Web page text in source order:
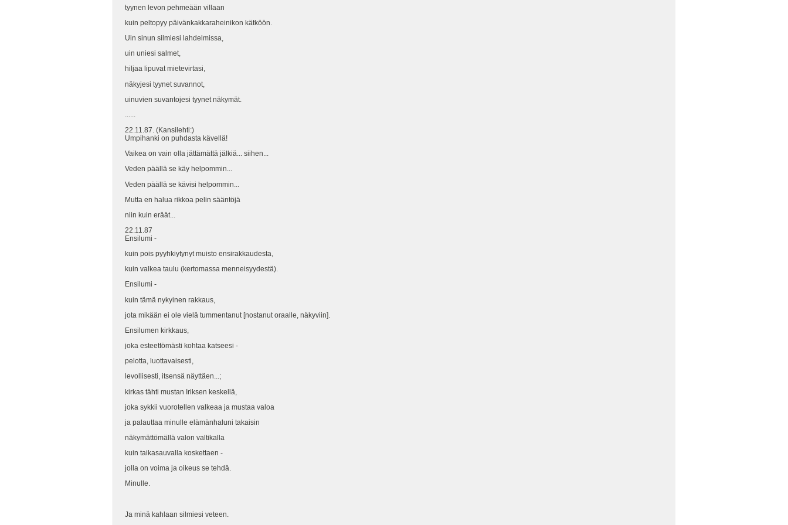
tyynen levon pehmeään villaan
kuin peltopyy päivänkakkaraheinikon kätköön.
Uin sinun silmiesi lahdelmissa,
uin uniesi salmet,
hiljaa lipuvat mietevirtasi,
näkyjesi tyynet suvannot,
uinuvien suvantojesi tyynet näkymät.
......
22.11.87. (Kansilehti:)
Umpihanki on puhdasta kävellä!
Vaikea on vain olla jättämättä jälkiä... siihen...
Veden päällä se käy helpommin...
Veden päällä se kävisi helpommin...
Mutta en halua rikkoa pelin sääntöjä
niin kuin eräät...
22.11.87
Ensilumi -
kuin pois pyyhkiytynyt muisto ensirakkaudesta,
kuin valkea taulu (kertomassa menneisyydestä).
Ensilumi -
kuin tämä nykyinen rakkaus,
jota mikään ei ole vielä tummentanut [nostanut oraalle, näkyviin].
Ensilumen kirkkaus,
joka esteettömästi kohtaa katseesi -
pelotta, luottavaisesti,
levollisesti, itsensä näyttäen...;
kirkas tähti mustan Iriksen keskellä,
joka sykkii vuorotellen valkeaa ja mustaa valoa
ja palauttaa minulle elämänhaluni takaisin
näkymättömällä valon valtikalla
kuin taikasauvalla koskettaen -
jolla on voima ja oikeus se tehdä.
Minulle.
Ja minä kahlaan silmiesi veteen.